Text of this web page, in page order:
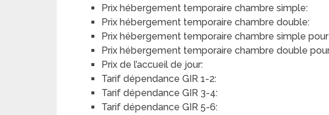
Prix hébergement temporaire chambre simple:
Prix hébergement temporaire chambre double:
Prix hébergement temporaire chambre simple pour
Prix hébergement temporaire chambre double pour
Prix de l’accueil de jour:
Tarif dépendance GIR 1-2:
Tarif dépendance GIR 3-4:
Tarif dépendance GIR 5-6: